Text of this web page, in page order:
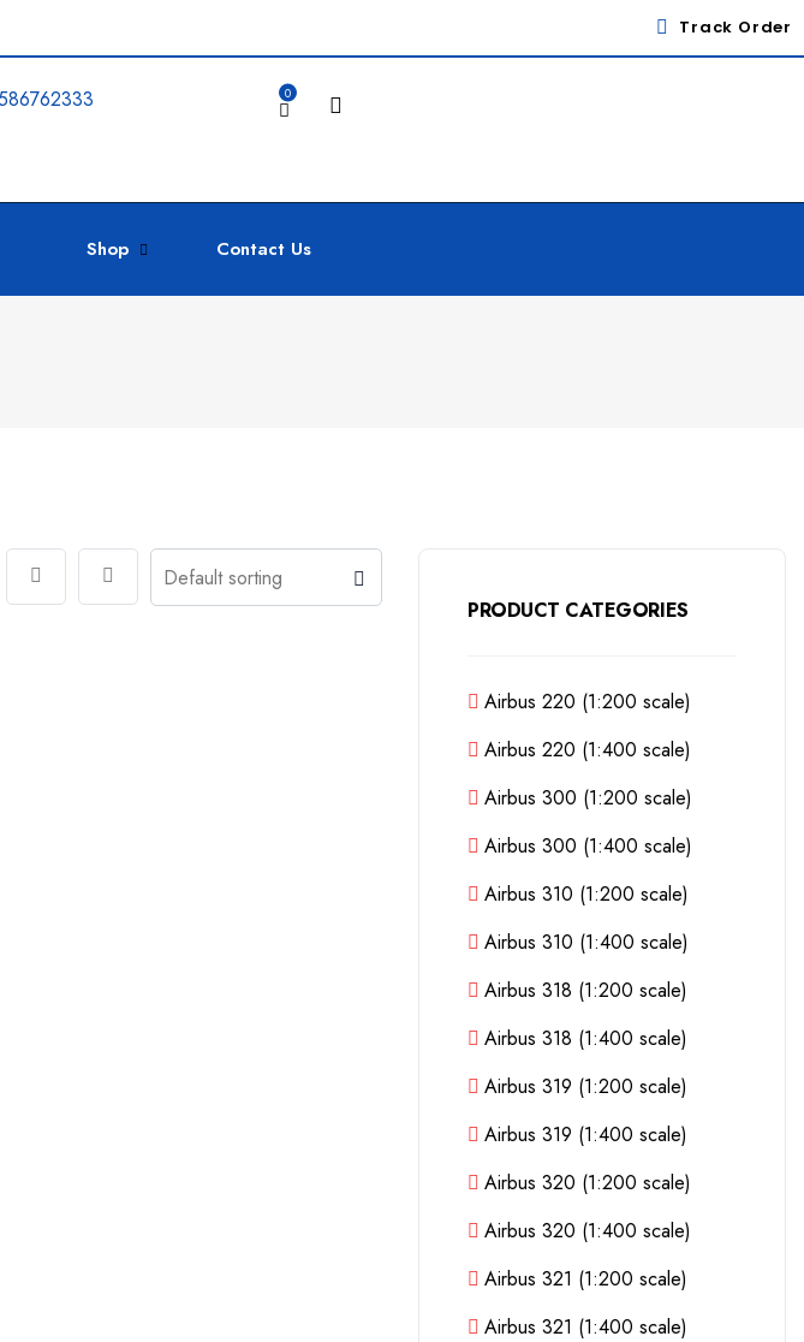
Track Order
0
Shop Contact Us
PRODUCT CATEGORIES
Airbus 220 (1:200 scale)
Airbus 220 (1:400 scale)
Airbus 300 (1:200 scale)
Airbus 300 (1:400 scale)
Airbus 310 (1:200 scale)
Airbus 310 (1:400 scale)
Airbus 318 (1:200 scale)
Airbus 318 (1:400 scale)
Airbus 319 (1:200 scale)
Airbus 319 (1:400 scale)
Airbus 320 (1:200 scale)
Airbus 320 (1:400 scale)
Airbus 321 (1:200 scale)
Airbus 321 (1:400 scale)